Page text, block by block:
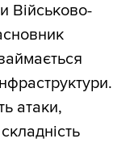
Військово-
атаки,